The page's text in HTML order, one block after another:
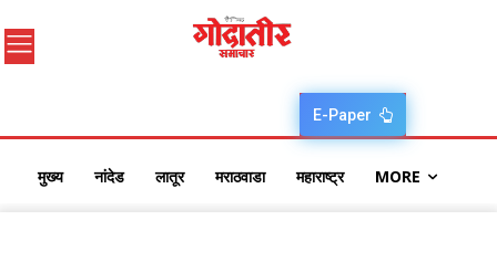
E-Paper
मुख्य नांदेड लातूर मराठवाडा महाराष्ट्र MORE